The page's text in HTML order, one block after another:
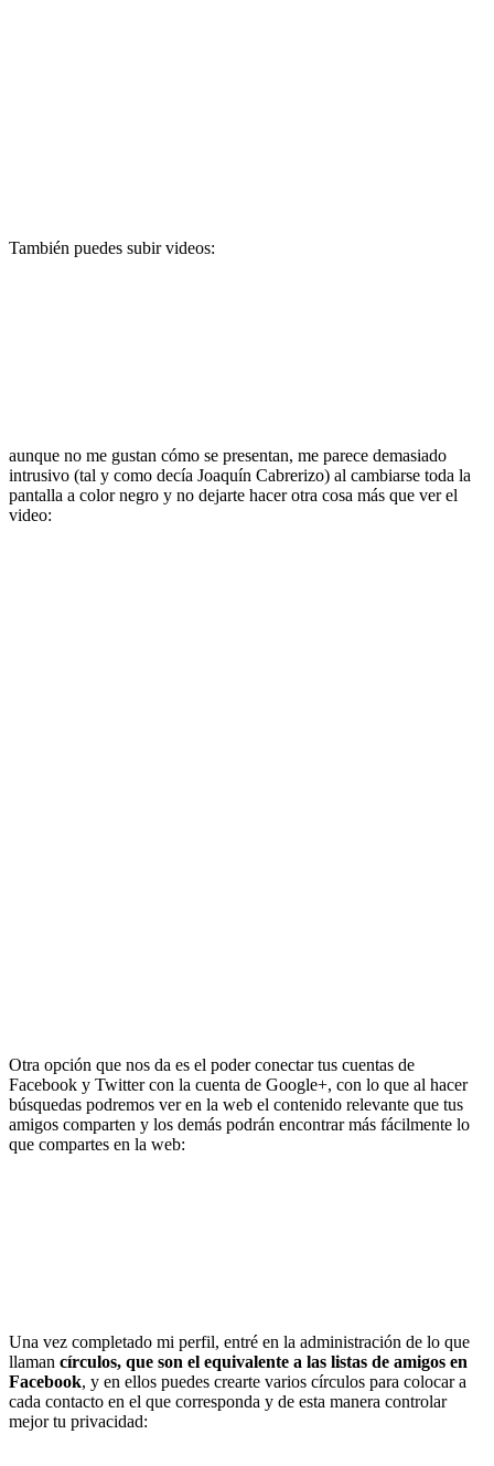
También puedes subir videos:
aunque no me gustan cómo se presentan, me parece demasiado
intrusivo (tal y como decía Joaquín Cabrerizo) al cambiarse toda la
pantalla a color negro y no dejarte hacer otra cosa más que ver el
video:
Otra opción que nos da es el poder conectar tus cuentas de
Facebook y Twitter con la cuenta de Google+, con lo que al hacer
búsquedas podremos ver en la web el contenido relevante que tus
amigos comparten y los demás podrán encontrar más fácilmente lo
que compartes en la web:
Una vez completado mi perfil, entré en la administración de lo que
llaman círculos, que son el equivalente a las listas de amigos en
Facebook, y en ellos puedes crearte varios círculos para colocar a
cada contacto en el que corresponda y de esta manera controlar
mejor tu privacidad: